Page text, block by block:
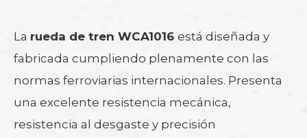
La rueda de tren WCA1016 está diseñada y
fabricada cumpliendo plenamente con las
normas ferroviarias internacionales. Presenta
una excelente resistencia mecánica,
resistencia al desgaste y precisión